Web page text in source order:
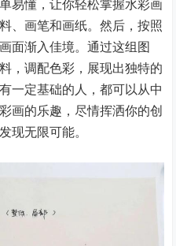
易懂，让你轻松掌握水彩画
、画笔和画纸。然后，按照
面渐入佳境。通过这组图
，调配色彩，展现出独特的
一定基础的人，都可以从中
画的乐趣，尽情挥洒你的创
现无限可能。